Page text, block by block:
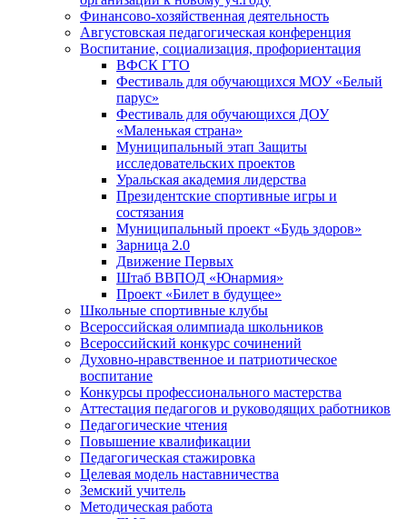
Финансово-хозяйственная деятельность
Августовская педагогическая конференция
Воспитание, социализация, профориентация
ВФСК ГТО
Фестиваль для обучающихся МОУ «Белый
парус»
Фестиваль для обучающихся ДОУ
«Маленькая страна»
Муниципальный этап Защиты
исследовательских проектов
Уральская академия лидерства
Президентские спортивные игры и
состязания
Муниципальный проект «Будь здоров»
Зарница 2.0
Движение Первых
Штаб ВВПОД «Юнармия»
Проект «Билет в будущее»
Школьные спортивные клубы
Всероссийская олимпиада школьников
Всероссийский конкурс сочинений
Духовно-нравственное и патриотическое
воспитание
Конкурсы профессионального мастерства
Аттестация педагогов и руководящих работников
Педагогические чтения
Повышение квалификации
Педагогическая стажировка
Целевая модель наставничества
Земский учитель
Методическая работа